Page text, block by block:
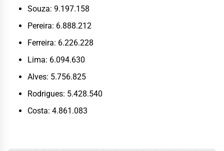
Souza: 9.197.158
Pereira: 6.888.212
Ferreira: 6.226.228
Lima: 6.094.630
Alves: 5.756.825
Rodrigues: 5.428.540
Costa: 4.861.083